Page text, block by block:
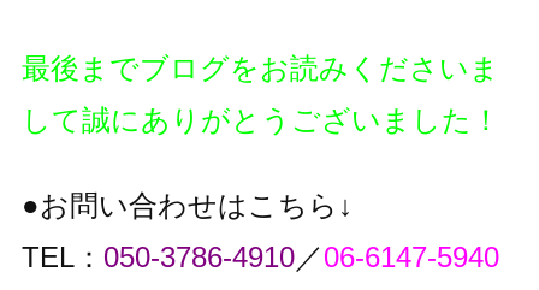
最後までブログをお読みくださいま
して誠にありがとうございました！
●お問い合わせはこちら↓
TEL： 050-3786-4910／06-6147-5940